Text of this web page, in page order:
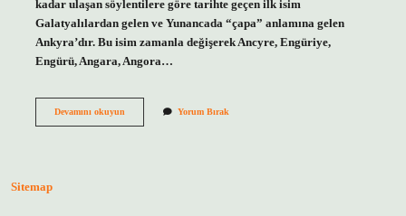
kadar ulaşan söylentilere göre tarihte geçen ilk isim
Galatyalılardan gelen ve Yunancada “çapa” anlamına gelen
Ankyra’dır. Bu isim zamanla değişerek Ancyre, Engüriye,
Engürü, Angara, Angora…
Devamını okuyunAnkara
Yorum Bırak
Sitemap